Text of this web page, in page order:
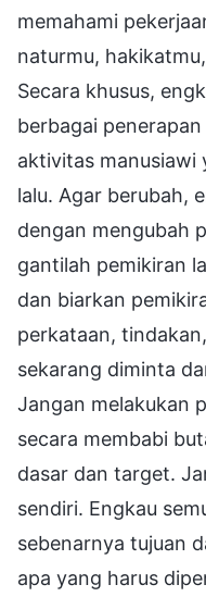
memahami
naturmu,
Secara khusus,
berbagai
aktivitas manusiawi
lalu. Agar berubah,
dengan mengubah
gantilah pemikiran
dan biarkan
perkataan,
sekarang diminta
Jangan melakukan
secara membabi
dasar dan target.
sendiri. Engkau
sebenarnya tujuan
apa yang harus